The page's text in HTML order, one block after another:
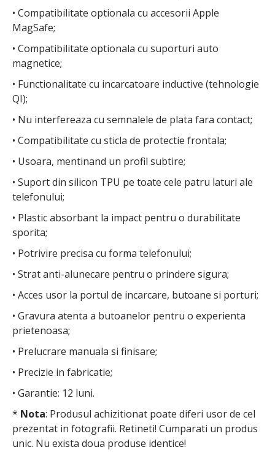
• Compatibilitate optionala cu accesorii Apple
MagSafe;
• Compatibilitate optionala cu suporturi auto
magnetice;
• Functionalitate cu incarcatoare inductive (tehnologie
QI);
• Nu interfereaza cu semnalele de plata fara contact;
• Compatibilitate cu sticla de protectie frontala;
• Usoara, mentinand un profil subtire;
• Suport din silicon TPU pe toate cele patru laturi ale
telefonului;
• Plastic absorbant la impact pentru o durabilitate
sporita;
• Potrivire precisa cu forma telefonului;
• Strat anti-alunecare pentru o prindere sigura;
• Acces usor la portul de incarcare, butoane si porturi;
• Gravura atenta a butoanelor pentru o experienta
prietenoasa;
• Prelucrare manuala si finisare;
• Precizie in fabricatie;
• Garantie: 12 luni.
* Nota: Produsul achizitionat poate diferi usor de cel
prezentat in fotografii. Retineti! Cumparati un produs
unic. Nu exista doua produse identice!